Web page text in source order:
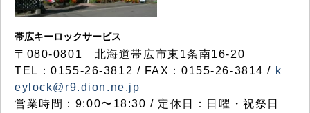
帯広キーロックサービス
〒080-0801 北海道帯広市東1条南16-20
TEL：0155-26-3812 / FAX：0155-26-3814 / k
eylock@r9.dion.ne.jp
営業時間：9:00〜18:30 / 定休日：日曜・祝祭日